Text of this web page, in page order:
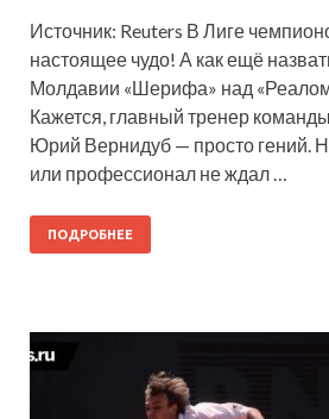
Источник: Reuters В Лиге
настоящее чудо! А как ещё
Молдавии «Шерифа» над
Кажется, главный тренер
Юрий Вернидуб — просто гений.
или профессионал не ждал …
ПОДРОБНЕЕ